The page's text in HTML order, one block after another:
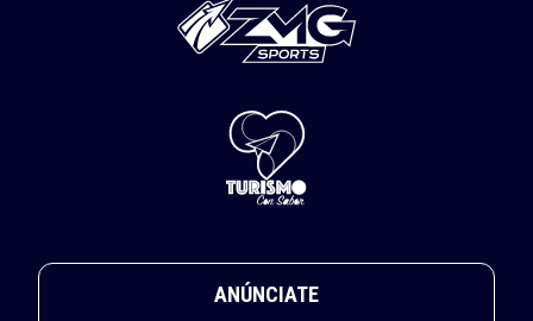
ANÚNCIATE